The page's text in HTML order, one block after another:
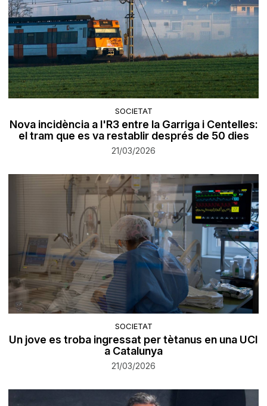
SOCIETAT
Nova incidència a l'R3 entre la Garriga i Centelles:
el tram que es va restablir després de 50 dies
21/03/2026
SOCIETAT
Un jove es troba ingressat per tètanus en una UCI
a Catalunya
21/03/2026